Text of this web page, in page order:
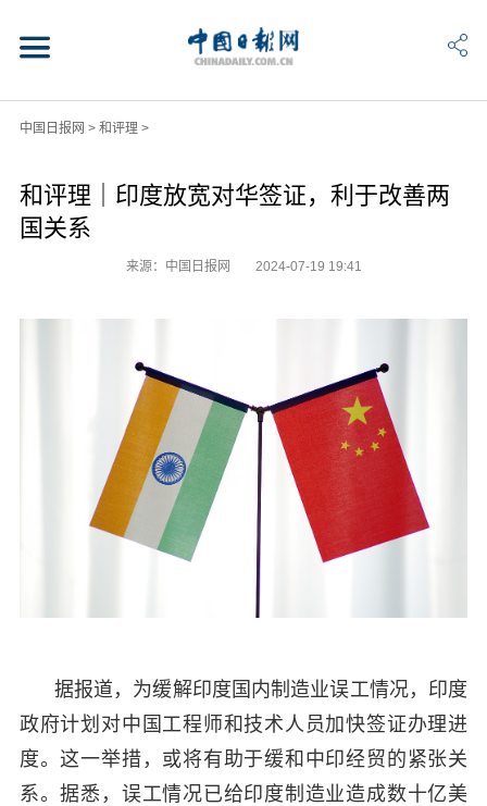
中国日报网 > 和评理>
和评理｜印度放宽对华签证，利于改善两
国关系
来源：中国日报网 2024-07-19 19:41
据报道，为缓解印度国内制造业误工情况，印度
政府计划对中国工程师和技术人员加快签证办理进
度。这一举措，或将有助于缓和中印经贸的紧张关
系。据悉，误工情况已给印度制造业造成数十亿美